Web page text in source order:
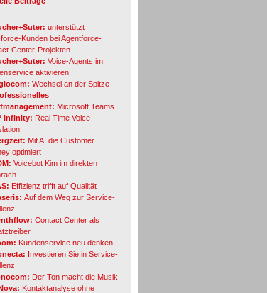
unterstützt
Kunden bei Agentforce-
Center-Projekten
Voice-Agents im
aktivieren
Wechsel an der Spitze
Microsoft Teams
infinity: Real Time Voice
Mit AI die Customer
optimiert
Voicebot Kim im direkten
Effizienz trifft auf Qualität
Auf dem Weg zur Service-
Contact Center als
Kundenservice neu denken
Investieren Sie in Service-
Der Ton macht die Musik
Kontaktanalyse ohne